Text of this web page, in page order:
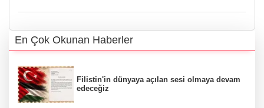
En Çok Okunan Haberler
Filistin'in dünyaya açılan sesi olmaya devam
edeceğiz